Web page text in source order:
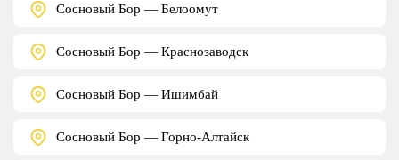
Сосновый Бор — Белоомут
Сосновый Бор — Краснозаводск
Сосновый Бор — Ишимбай
Сосновый Бор — Горно-Алтайск